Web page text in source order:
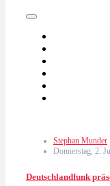
Stephan Munder
Donnerstag, 2.
Deutschlandfunk